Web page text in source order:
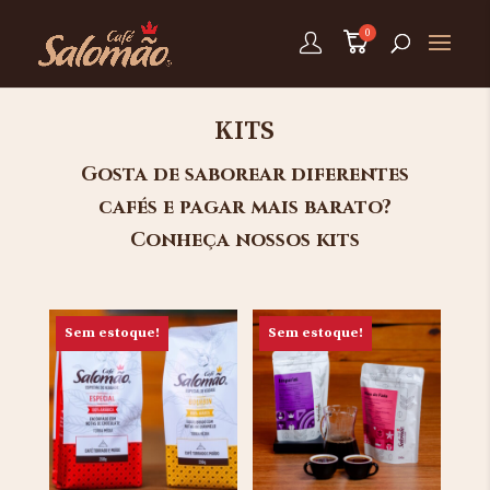
KITS
Gosta de saborear diferentes
cafés e pagar mais barato?
Conheça nossos kits
Sem estoque! Sem estoque!